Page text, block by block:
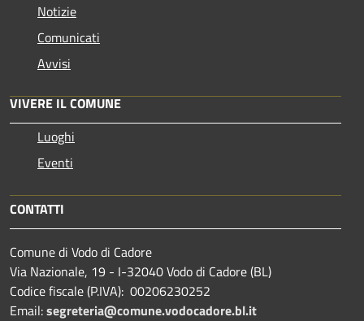
Notizie
Comunicati
Avvisi
VIVERE IL COMUNE
Luoghi
Eventi
CONTATTI
Comune di Vodo di Cadore
Via Nazionale, 19 - I-32040 Vodo di Cadore (BL)
Codice fiscale (P.IVA): 00206230252
Email:segreteria@comune.vodocadore.bl.it